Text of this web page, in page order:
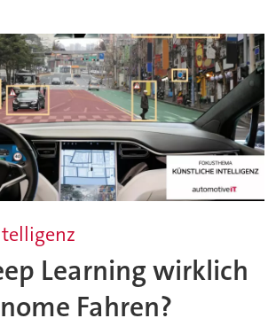
Learning wirklich
Fahren?